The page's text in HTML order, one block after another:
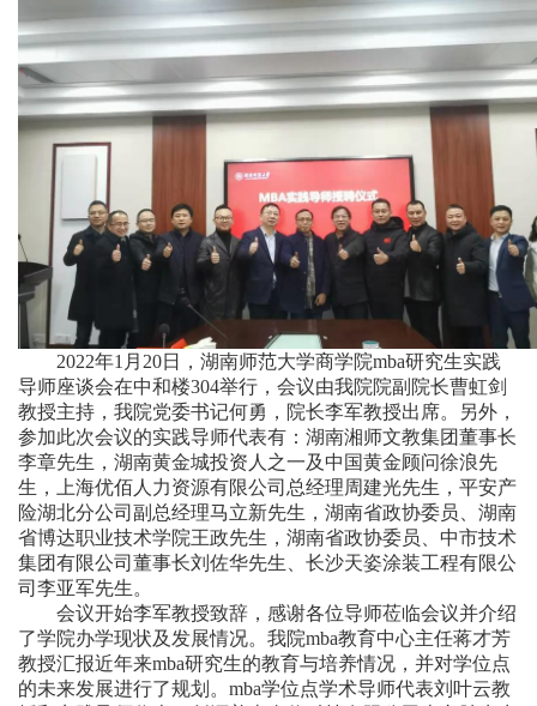
2022年1月20日，湖南师范大学商学院mba研究生实践
导师座谈会在中和楼304举行，会议由我院院副院长曹虹剑
教授主持，我院党委书记何勇，院长李军教授出席。另外，
参加此次会议的实践导师代表有：湖南湘师文教集团董事长
李章先生，湖南黄金城投资人之一及中国黄金顾问徐浪先
生，上海优佰人力资源有限公司总经理周建光先生，平安产
险湖北分公司副总经理马立新先生，湖南省政协委员、湖南
省博达职业技术学院王政先生，湖南省政协委员、中市技术
集团有限公司董事长刘佐华先生、长沙天姿涂装工程有限公
司李亚军先生。
会议开始李军教授致辞，感谢各位导师莅临会议并介绍
了学院办学现状及发展情况。我院mba教育中心主任蒋才芳
教授汇报近年来mba研究生的教育与培养情况，并对学位点
的未来发展进行了规划。mba学位点学术导师代表刘叶云教